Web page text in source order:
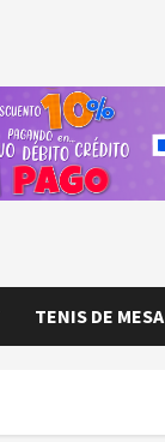
TENIS DE MESA